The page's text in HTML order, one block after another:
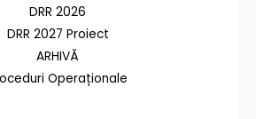
DRR 2026
DRR 2027 Proiect
ARHIVĂ
Operaționale